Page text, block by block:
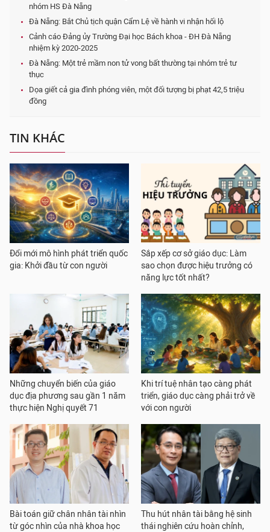
nhóm HS Đà Nẵng
Đà Nẵng: Bắt Chủ tịch quận Cẩm Lệ về hành vi nhận hối lộ
Cảnh cáo Đảng ủy Trường Đại học Bách khoa - ĐH Đà Nẵng
nhiệm kỳ 2020-2025
Đà Nẵng: Một trẻ mầm non tử vong bất thường tại nhóm trẻ tư
thục
Dọa giết cả gia đình phóng viên, một đối tượng bị phạt 42,5 triệu
đồng
TIN KHÁC
Đổi mới mô hình phát triển quốc
gia: Khởi đầu từ con người
Sắp xếp cơ sở giáo dục: Làm
sao chọn được hiệu trưởng có
năng lực tốt nhất?
Những chuyển biến của giáo
dục địa phương sau gần 1 năm
thực hiện Nghị quyết 71
Khi trí tuệ nhân tạo càng phát
triển, giáo dục càng phải trở về
với con người
Bài toán giữ chân nhân tài nhìn
từ góc nhìn của nhà khoa học
Thu hút nhân tài bằng hệ sinh
thái nghiên cứu hoàn chỉnh,